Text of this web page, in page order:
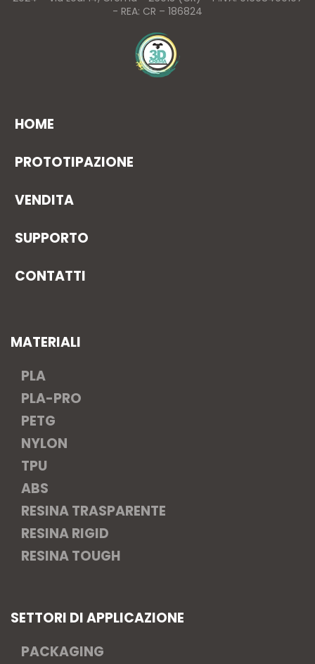
- REA: CR – 186824
HOME
PROTOTIPAZIONE
VENDITA
SUPPORTO
CONTATTI
MATERIALI
PLA
PLA-PRO
PETG
NYLON
TPU
ABS
RESINA TRASPARENTE
RESINA RIGID
RESINA TOUGH
SETTORI DI APPLICAZIONE
PACKAGING